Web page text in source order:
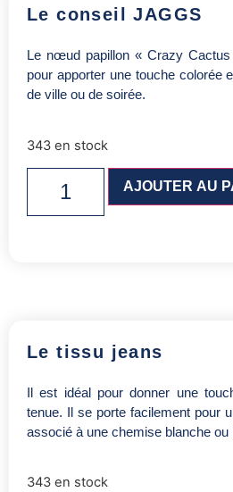
Le conseil JAGGS
Le nœud papillon « Crazy Cactus
pour apporter une touche colorée
de ville ou de soirée.
343 en stock
AJOUTER AU
Le tissu jeans
Il est idéal pour donner une
tenue. Il se porte facilement pour
associé à une chemise blanche ou
343 en stock